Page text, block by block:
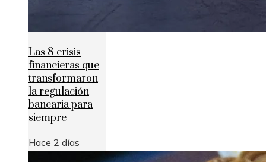
Las 8 crisis
financieras que
transformaron
la regulación
bancaria para
siempre
Hace 2 días